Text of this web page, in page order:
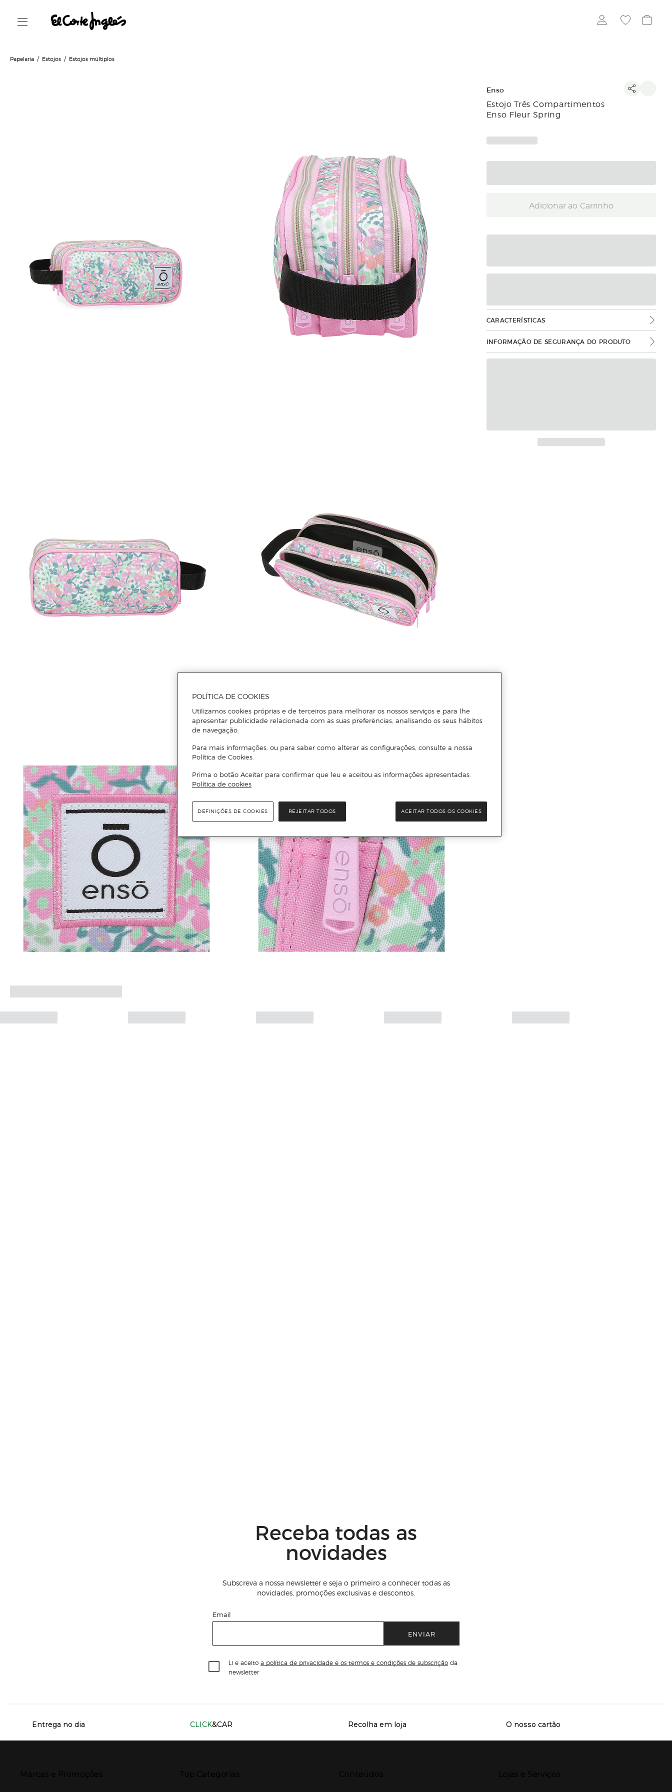
Papelaria Estojos Estojos múltiplos
Enso
Estojo Três Compartimentos
Enso Fleur Spring
Adicionar ao Carrinho
CARACTERÍSTICAS
INFORMAÇÃO DE SEGURANÇA DO PRODUTO
Receba todas as
novidades
Subscreva a nossa newsletter e seja o primeiro a conhecer todas as
novidades, promoções exclusivas e descontos.
Email
ENVIAR
Li e aceito a política de privacidade e os termos e condições de subscrição da
newsletter
Servicios destacados
Entrega no dia CLICK&CAR Recolha em loja O nosso cartão
POLÍTICA DE COOKIES
Utilizamos cookies próprias e de terceiros para melhorar os nossos serviços e para lhe
apresentar publicidade relacionada com as suas preferências, analisando os seus hábitos
de navegação.
Para mais informações, ou para saber como alterar as configurações, consulte a nossa
Política de Cookies.
Prima o botão Aceitar para confirmar que leu e aceitou as informações apresentadas.
Política de cookies
REJEITAR TODOS ACEITAR TODOS OS COOKIES
DEFINIÇÕES DE COOKIES